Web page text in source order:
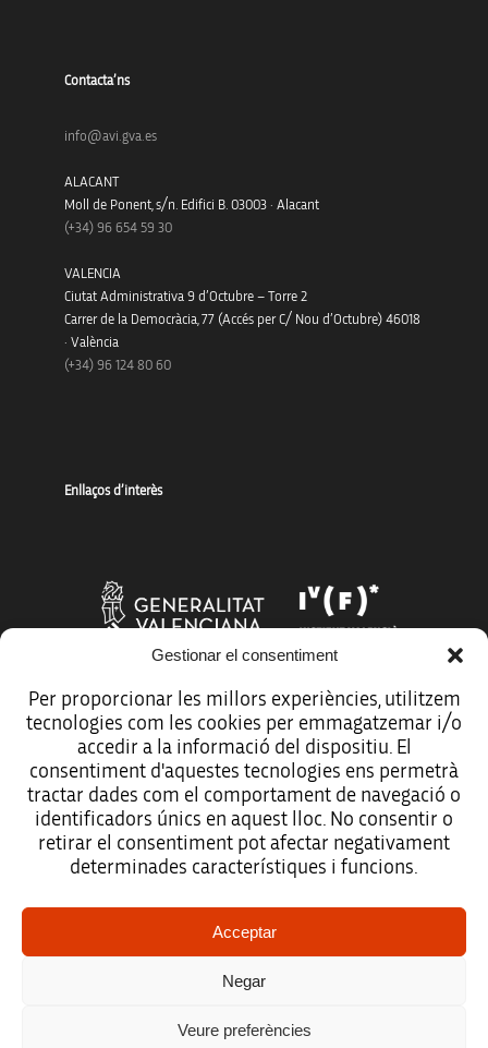
Gestionar el consentiment
Per proporcionar les millors experiències, utilitzem
tecnologies com les cookies per emmagatzemar i/o
accedir a la informació del dispositiu. El
consentiment d'aquestes tecnologies ens permetrà
tractar dades com el comportament de navegació o
identificadors únics en aquest lloc. No consentir o
retirar el consentiment pot afectar negativament
determinades característiques i funcions.
Acceptar
Negar
Veure preferències
Contacta’ns
info@avi.gva.es
ALACANT
Moll de Ponent, s/n. Edifici B. 03003 · Alacant
(+34) 96 654 59 30
VALENCIA
Ciutat Administrativa 9 d’Octubre – Torre 2
Carrer de la Democràcia, 77 (Accés per C/ Nou d’Octubre) 46018
· València
(+34) 96 124 80 60
Enllaços d’interès
Més organismes de suport a la innovació
Avís legal
Política de protecció de dades